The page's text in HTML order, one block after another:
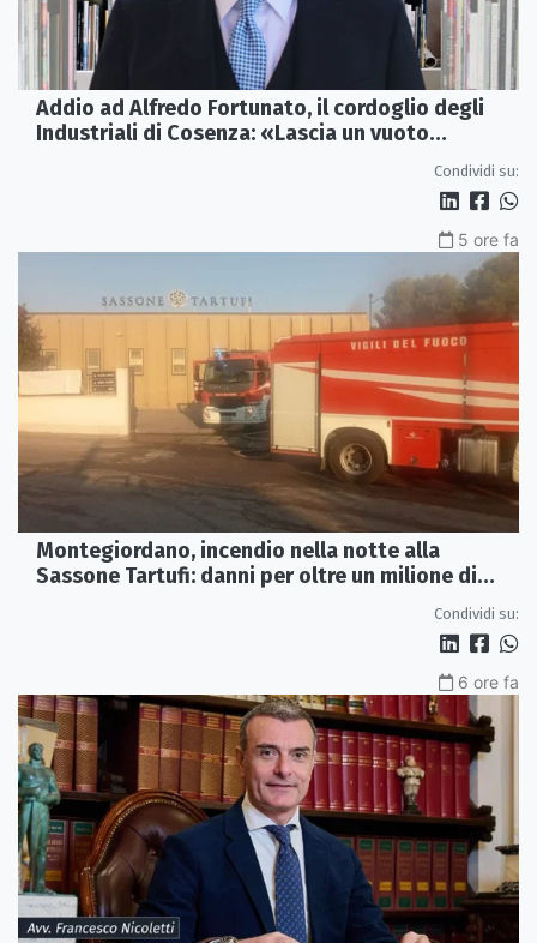
Addio ad Alfredo Fortunato, il cordoglio degli
Industriali di Cosenza: «Lascia un vuoto
Condividi su:
5 ore fa
Montegiordano, incendio nella notte alla
Sassone Tartufi: danni per oltre un milione di
Condividi su:
6 ore fa